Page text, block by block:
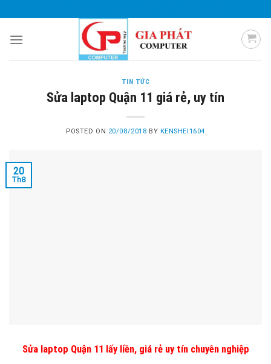
to
content
TIN TỨC
Sửa laptop Quận 11 giá rẻ, uy tín
POSTED ON 20/08/2018 BY KENSHEI1604
20
Th8
Sửa laptop Quận 11 lấy liền, giá rẻ uy tín chuyên nghiệp